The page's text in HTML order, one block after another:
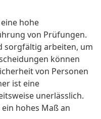
hohe
von Prüfungen.
sorgfältig arbeiten, um
können
von Personen
ist eine
unerlässlich.
hohes Maß an